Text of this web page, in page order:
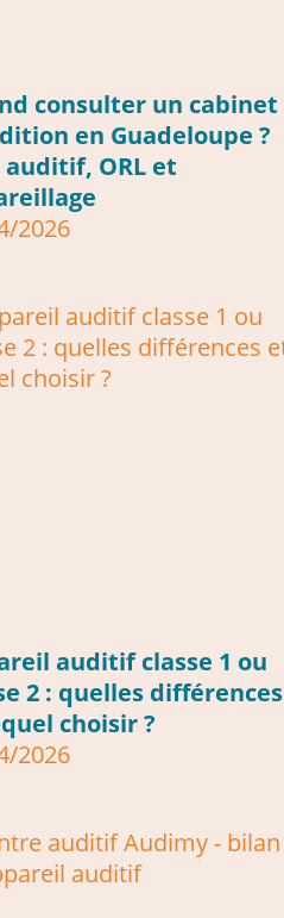
consulter un cabinet
en Guadeloupe ?
auditif, ORL et
2026
auditif classe 1 ou
2 : quelles différences
choisir ?
2026